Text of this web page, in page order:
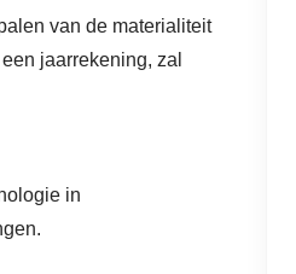
van de materialiteit
jaarrekening, zal
in